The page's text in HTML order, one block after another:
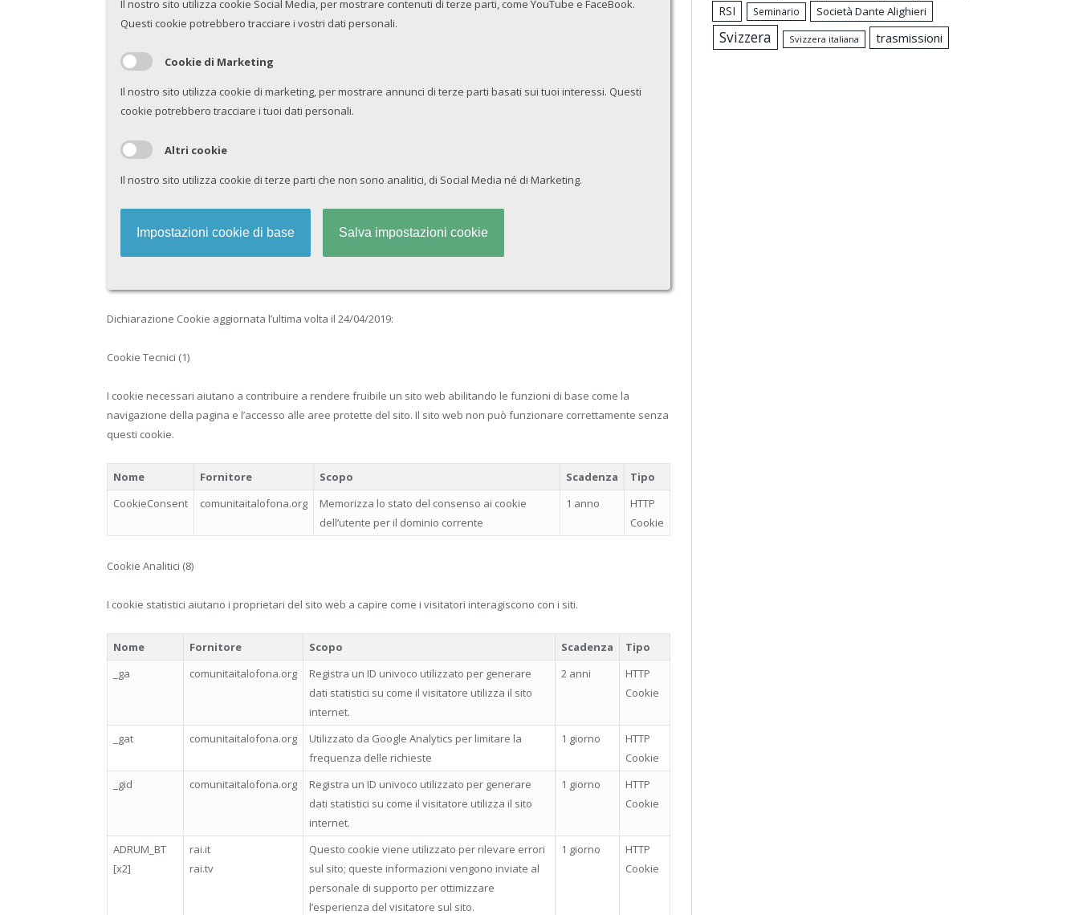
Il nostro sito utilizza cookie Social Media, per mostrare contenuti di terze parti, come YouTube e FaceBook.
Questi cookie potrebbero tracciare i vostri dati personali.
Cookie di Marketing
Il nostro sito utilizza cookie di marketing, per mostrare annunci di terze parti basati sui tuoi interessi. Questi
cookie potrebbero tracciare i tuoi dati personali.
Altri cookie
Il nostro sito utilizza cookie di terze parti che non sono analitici, di Social Media né di Marketing.
Impostazioni cookie di base Salva impostazioni cookie
Dichiarazione Cookie aggiornata l’ultima volta il 24/04/2019:
Cookie Tecnici (1)
I cookie necessari aiutano a contribuire a rendere fruibile un sito web abilitando le funzioni di base come la
navigazione della pagina e l’accesso alle aree protette del sito. Il sito web non può funzionare correttamente senza
questi cookie.
Nome Fornitore Scopo Scadenza
Tipo
CookieConsent
comunitaitalofona.org
Memorizza lo stato del consenso ai cookie
dell’utente per il dominio corrente
1 anno
HTTP
Cookie
Cookie Analitici (8)
I cookie statistici aiutano i proprietari del sito web a capire come i visitatori interagiscono con i siti.
Nome Fornitore Scopo Scadenza
Tipo
_ga
comunitaitalofona.org
Registra un ID univoco utilizzato per generare
dati statistici su come il visitatore utilizza il sito
internet.
2 anni
HTTP
Cookie
_gat comunitaitalofona.org
Utilizzato da Google Analytics per limitare la
frequenza delle richieste
1 giorno
HTTP
Cookie
_gid
comunitaitalofona.org
Registra un ID univoco utilizzato per generare
dati statistici su come il visitatore utilizza il sito
internet.
1 giorno
HTTP
Cookie
ADRUM_BT
[x2]
rai.it
rai.tv
Questo cookie viene utilizzato per rilevare errori
sul sito; queste informazioni vengono inviate al
personale di supporto per ottimizzare
l’esperienza del visitatore sul sito.
1 giorno
HTTP
Cookie
RSI
Seminario Società Dante Alighieri
Svizzera Svizzera italiana trasmissioni